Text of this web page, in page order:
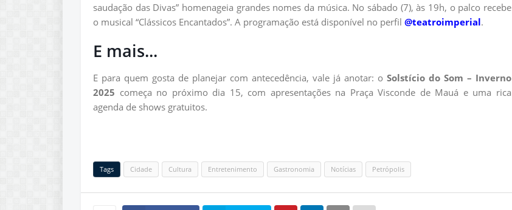
saudação das Divas” homenageia grandes nomes da música. No sábado (7), às 19h, o palco recebe
o musical “Clássicos Encantados”. A programação está disponível no perfil @teatroimperial.
E mais...
E para quem gosta de planejar com antecedência, vale já anotar: o Solstício do Som – Inverno
2025 começa no próximo dia 15, com apresentações na Praça Visconde de Mauá e uma rica
agenda de shows gratuitos.
Tags Cidade Cultura Entretenimento Gastronomia Notícias Petrópolis